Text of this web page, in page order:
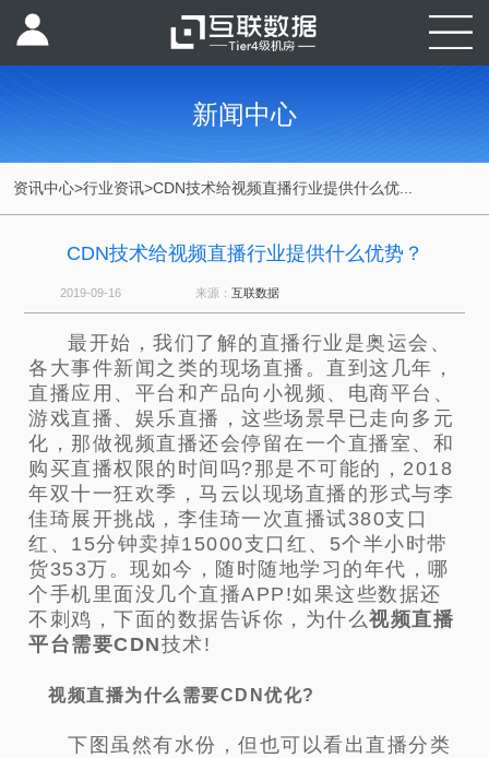
新闻中心
资讯中心>行业资讯>CDN技术给视频直播行业提供什么优...
CDN技术给视频直播行业提供什么优势？
2019-09-16 来源： 互联数据
最开始，我们了解的直播行业是奥运会、
各大事件新闻之类的现场直播。直到这几年，
直播应用、平台和产品向小视频、电商平台、
游戏直播、娱乐直播，这些场景早已走向多元
化，那做视频直播还会停留在一个直播室、和
购买直播权限的时间吗?那是不可能的，2018
年双十一狂欢季，马云以现场直播的形式与李
佳琦展开挑战，李佳琦一次直播试380支口
红、15分钟卖掉15000支口红、5个半小时带
货353万。现如今，随时随地学习的年代，哪
个手机里面没几个直播APP!如果这些数据还
不刺鸡，下面的数据告诉你，为什么视频直播
平台需要CDN技术!
视频直播为什么需要CDN优化?
下图虽然有水份，但也可以看出直播分类